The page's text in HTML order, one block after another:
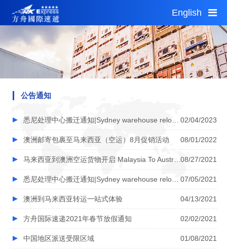
Thu 11:11 Thu 09:11
1 AUD = 4.96CNY
首页
公告通知
自助平台
网点查询
加盟投资
关于我们
运费估算
English
公告通知
02/04/2023
澳洲邮寄包裹至马来西亚（空运）8月促销活动 08/01/2022
马来西亚到澳洲空运货物开启 Malaysia To Australia Air Express08/27/2021
07/05/2021
澳洲到马来西亚转运一站式体验 04/13/2021
方舟国际速递2021年春节放假通知 02/02/2021
中国地区派送受限区域 01/08/2021